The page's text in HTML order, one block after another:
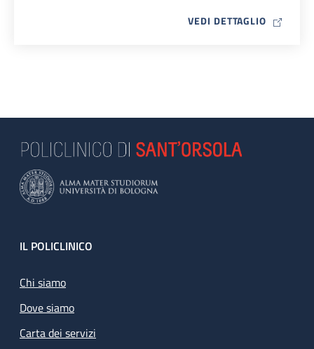
VEDI DETTAGLIO MAP ICON
Footer
IL POLICLINICO
Chi siamo
Dove siamo
Carta dei servizi